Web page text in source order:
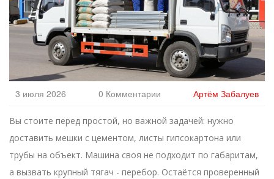
3 июля 2026 0 Комментарии Артём Забалуев
Вы стоите перед простой, но важной задачей: нужно
доставить мешки с цементом, листы гипсокартона или
трубы на объект. Машина своя не подходит по габаритам,
а вызвать крупный тягач - перебор. Остаётся проверенный